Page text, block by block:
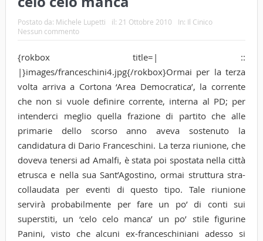
Postato da: Michele Lupetti il: 21 Ottobre 2010 In: Il Cinico
Nessun commento
{rokbox title=| ::
|}images/franceschini4.jpg{/rokbox}Ormai per la terza
volta arriva a Cortona ‘Area Democratica’, la corrente
che non si vuole definire corrente, interna al PD; per
intenderci meglio quella frazione di partito che alle
primarie dello scorso anno aveva sostenuto la
candidatura di Dario Franceschini. La terza riunione, che
doveva tenersi ad Amalfi, è stata poi spostata nella città
etrusca e nella sua Sant’Agostino, ormai struttura stra-
collaudata per eventi di questo tipo.Tale riunione
servirà probabilmente per fare un po’ di conti sui
superstiti, un ‘celo celo manca’ un po’ stile figurine
Panini, visto che alcuni ex-franceschiniani adesso si